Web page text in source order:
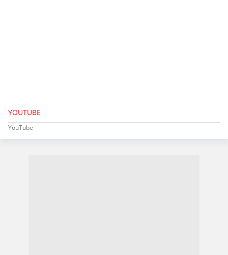
YOUTUBE
YouTube